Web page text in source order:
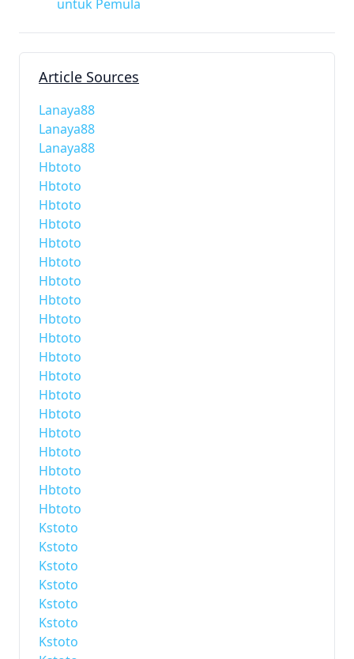
untuk Pemula
Article Sources
Lanaya88
Lanaya88
Lanaya88
Hbtoto
Hbtoto
Hbtoto
Hbtoto
Hbtoto
Hbtoto
Hbtoto
Hbtoto
Hbtoto
Hbtoto
Hbtoto
Hbtoto
Hbtoto
Hbtoto
Hbtoto
Hbtoto
Hbtoto
Hbtoto
Hbtoto
Kstoto
Kstoto
Kstoto
Kstoto
Kstoto
Kstoto
Kstoto